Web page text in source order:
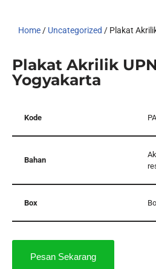
Home/ Uncategorized / Plakat
Plakat Akrilik
Yogyakarta
Kode
Bahan
Box
Pesan Sekarang